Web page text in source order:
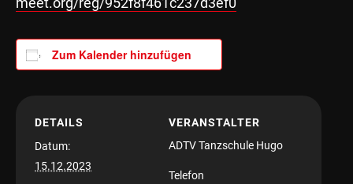
Zum Kalender hinzufügen
DETAILS
Datum:
15.12.2023
VERANSTALTER
ADTV Tanzschule Hugo
Telefon